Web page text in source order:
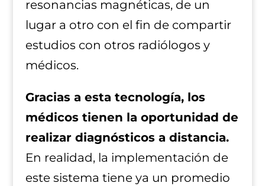
resonancias magnéticas, de un
lugar a otro con el fin de compartir
estudios con otros radiólogos y
médicos.
Gracias a esta tecnología, los
médicos tienen la oportunidad de
realizar diagnósticos a distancia.
En realidad, la implementación de
este sistema tiene ya un promedio